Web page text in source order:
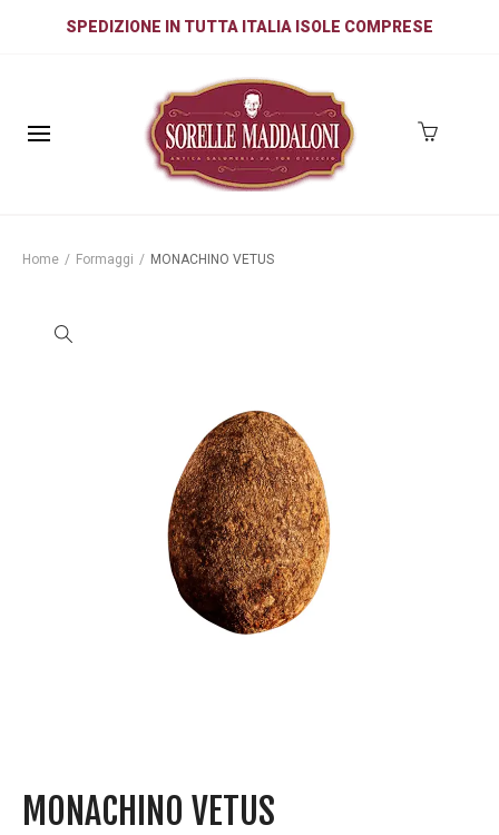
SPEDIZIONE IN TUTTA ITALIA ISOLE COMPRESE
Home / Formaggi / MONACHINO VETUS
MONACHINO VETUS